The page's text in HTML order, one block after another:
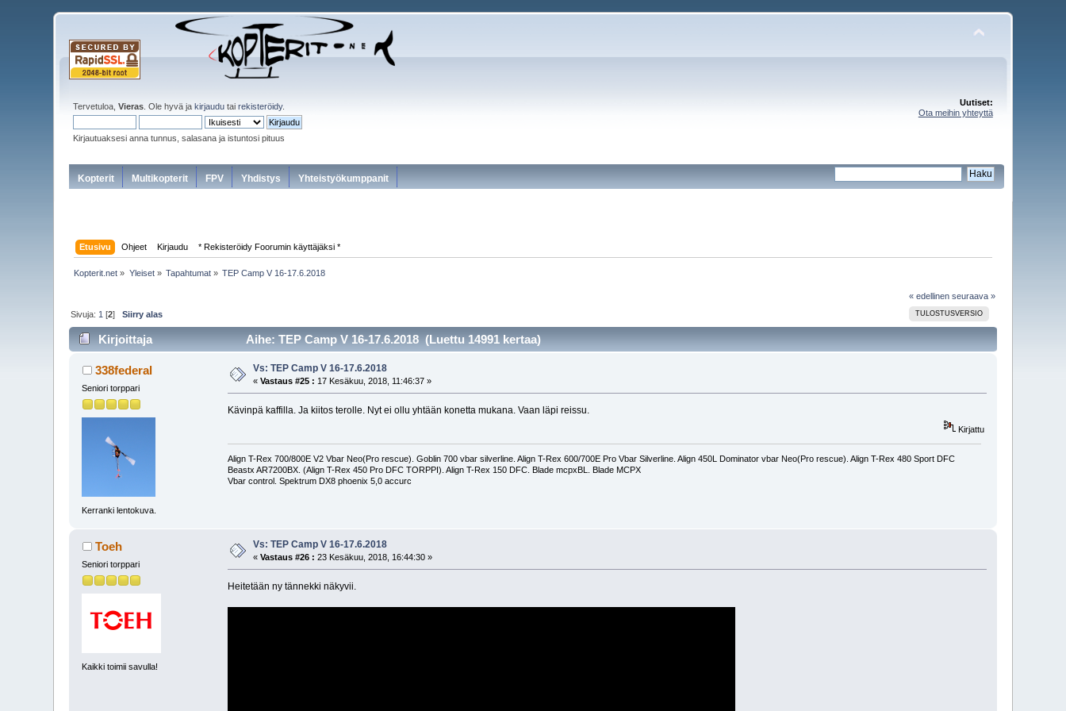
Tervetuloa,Vieras . Ole hyvä jakirjaudu tairekisteröidy.
Kirjautuaksesi anna tunnus, salasana ja istuntosi pituus
Uutiset:
Ota meihin yhteyttä
Kopterit Multikopterit FPV Yhdistys Yhteistyökumppanit
Etusivu Ohjeet Kirjaudu * Rekisteröidy Foorumin käyttäjäksi *
Kopterit.net » Yleiset» Tapahtumat » TEP Camp V 16-17.6.2018
« edellinen seuraava »
TULOSTUSVERSIO
Sivuja: 1 [2]Siirry alas
Kirjoittaja Aihe: TEP Camp V 16-17.6.2018 (Luettu 14991 kertaa)
338federal
Seniori torppari
Kerranki lentokuva.
Vs: TEP Camp V 16-17.6.2018
«Vastaus #25 : 17 Kesäkuu, 2018, 11:46:37 »
Kävinpä kaffilla. Ja kiitos terolle. Nyt ei ollu yhtään konetta mukana. Vaan läpi reissu.
Kirjattu
Align T-Rex 700/800E V2 Vbar Neo(Pro rescue). Goblin 700 vbar silverline. Align T-Rex 600/700E Pro Vbar Silverline. Align 450L Dominator vbar Neo(Pro rescue). Align T-Rex 480 Sport DFC
Beastx AR7200BX. (Align T-Rex 450 Pro DFC TORPPI). Align T-Rex 150 DFC. Blade mcpxBL. Blade MCPX
Vbar control. Spektrum DX8 phoenix 5,0 accurc
Toeh
Seniori torppari
Kaikki toimii savulla!
Vs: TEP Camp V 16-17.6.2018
«Vastaus #26 : 23 Kesäkuu, 2018, 16:44:30 »
Heitetään ny tännekki näkyvii.